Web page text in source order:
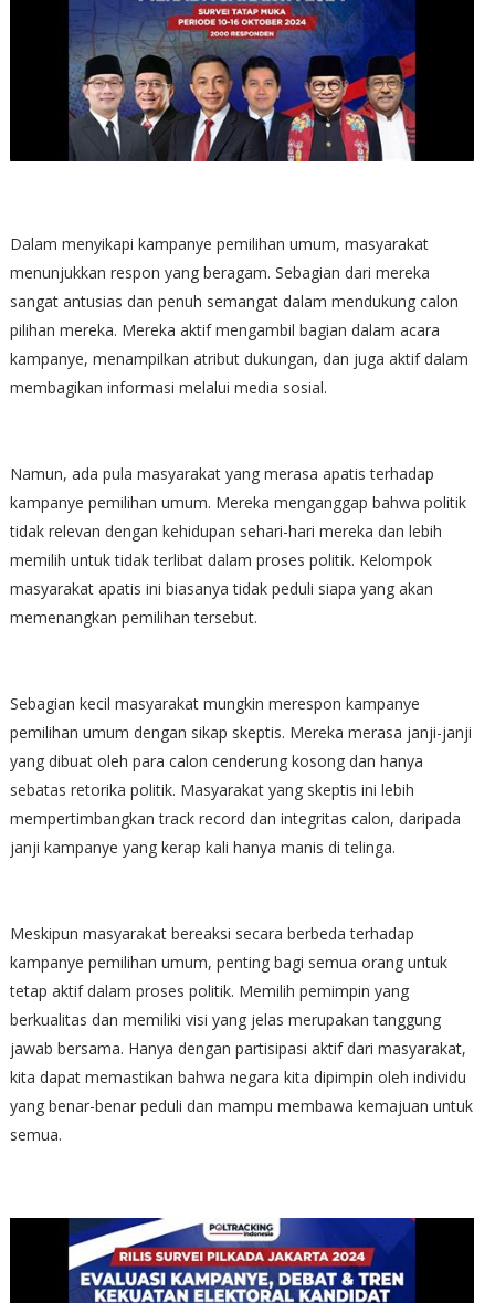
Dalam menyikapi kampanye pemilihan umum, masyarakat
menunjukkan respon yang beragam. Sebagian dari mereka
sangat antusias dan penuh semangat dalam mendukung calon
pilihan mereka. Mereka aktif mengambil bagian dalam acara
kampanye, menampilkan atribut dukungan, dan juga aktif dalam
membagikan informasi melalui media sosial.
Namun, ada pula masyarakat yang merasa apatis terhadap
kampanye pemilihan umum. Mereka menganggap bahwa politik
tidak relevan dengan kehidupan sehari-hari mereka dan lebih
memilih untuk tidak terlibat dalam proses politik. Kelompok
masyarakat apatis ini biasanya tidak peduli siapa yang akan
memenangkan pemilihan tersebut.
Sebagian kecil masyarakat mungkin merespon kampanye
pemilihan umum dengan sikap skeptis. Mereka merasa janji-janji
yang dibuat oleh para calon cenderung kosong dan hanya
sebatas retorika politik. Masyarakat yang skeptis ini lebih
mempertimbangkan track record dan integritas calon, daripada
janji kampanye yang kerap kali hanya manis di telinga.
Meskipun masyarakat bereaksi secara berbeda terhadap
kampanye pemilihan umum, penting bagi semua orang untuk
tetap aktif dalam proses politik. Memilih pemimpin yang
berkualitas dan memiliki visi yang jelas merupakan tanggung
jawab bersama. Hanya dengan partisipasi aktif dari masyarakat,
kita dapat memastikan bahwa negara kita dipimpin oleh individu
yang benar-benar peduli dan mampu membawa kemajuan untuk
semua.